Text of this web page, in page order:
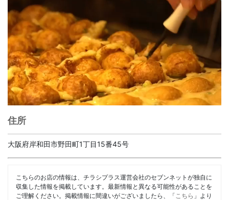
住所
大阪府岸和田市野田町1丁目15番45号
こちらのお店の情報は、チラシプラス運営会社のセブンネットが独自に
収集した情報を掲載しています。最新情報と異なる可能性があることを
ご理解ください。掲載情報に間違いがございましたら、「 こちら 」より